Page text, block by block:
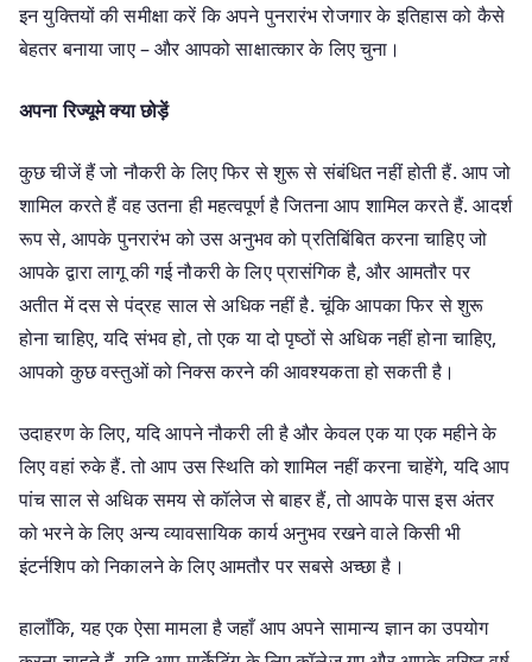
इन युक्तियों की समीक्षा करें कि अपने पुनरारंभ रोजगार के इतिहास को कैसे
बेहतर बनाया जाए – और आपको साक्षात्कार के लिए चुना।
अपना रिज्यूमे क्या छोड़ें
कुछ चीजें हैं जो नौकरी के लिए फिर से शुरू से संबंधित नहीं होती हैं. आप जो
शामिल करते हैं वह उतना ही महत्वपूर्ण है जितना आप शामिल करते हैं. आदर्श
रूप से, आपके पुनरारंभ को उस अनुभव को प्रतिबिंबित करना चाहिए जो
आपके द्वारा लागू की गई नौकरी के लिए प्रासंगिक है, और आमतौर पर
अतीत में दस से पंद्रह साल से अधिक नहीं है. चूंकि आपका फिर से शुरू
होना चाहिए, यदि संभव हो, तो एक या दो पृष्ठों से अधिक नहीं होना चाहिए,
आपको कुछ वस्तुओं को निक्स करने की आवश्यकता हो सकती है।
उदाहरण के लिए, यदि आपने नौकरी ली है और केवल एक या एक महीने के
लिए वहां रुके हैं. तो आप उस स्थिति को शामिल नहीं करना चाहेंगे, यदि आप
पांच साल से अधिक समय से कॉलेज से बाहर हैं, तो आपके पास इस अंतर
को भरने के लिए अन्य व्यावसायिक कार्य अनुभव रखने वाले किसी भी
इंटर्नशिप को निकालने के लिए आमतौर पर सबसे अच्छा है।
हालाँकि, यह एक ऐसा मामला है जहाँ आप अपने सामान्य ज्ञान का उपयोग